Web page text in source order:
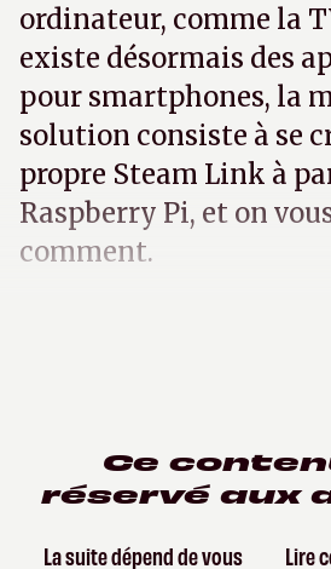
ordinateur, comme la
existe désormais des
pour smartphones, la
solution consiste à se
propre Steam Link à
Raspberry Pi, et on
comment.
Ce
réservé aux
La suite dépend de vous
Lire